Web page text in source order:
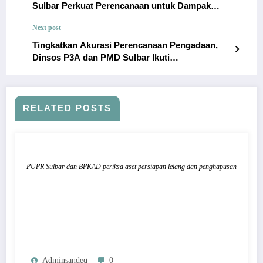
Sulbar Perkuat Perencanaan untuk Dampak
Next post
Tingkatkan Akurasi Perencanaan Pengadaan,
Dinsos P3A dan PMD Sulbar Ikuti
RELATED POSTS
PUPR Sulbar dan BPKAD periksa aset persiapan lelang dan penghapusan
Adminsandeq 0